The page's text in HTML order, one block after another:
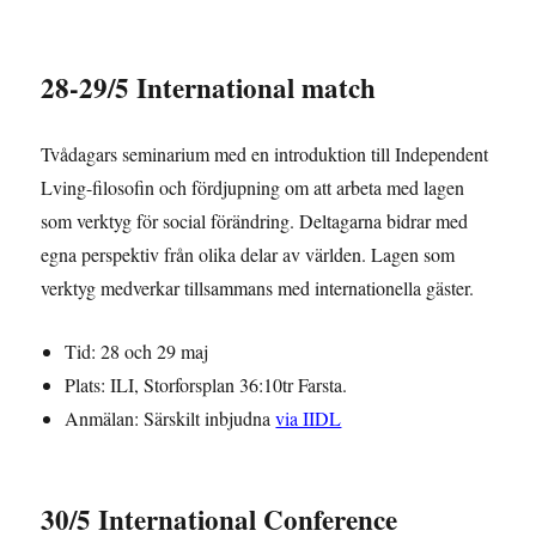
28-29/5 International match
Tvådagars seminarium med en introduktion till Independent
Lving-filosofin och fördjupning om att arbeta med lagen
som verktyg för social förändring. Deltagarna bidrar med
egna perspektiv från olika delar av världen. Lagen som
verktyg medverkar tillsammans med internationella gäster.
Tid: 28 och 29 maj
Plats: ILI, Storforsplan 36:10tr Farsta.
Anmälan: Särskilt inbjudnavia IIDL
30/5 International Conference